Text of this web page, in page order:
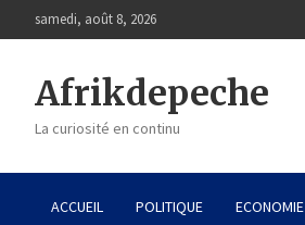
to
samedi, août 8, 2026
Afrikdepeche
La curiosité en continu
ACCUEIL POLITIQUE ECONOMIE